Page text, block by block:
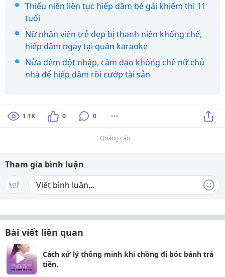
Thiếu niên liên tục hiếp dâm bé gái khiếm thị 11
tuổi
Nữ nhân viên trẻ đẹp bị thanh niên khống chế,
hiếp dâm ngay tại quán karaoke
Nửa đêm đột nhập, cầm dao khống chế nữ chủ
nhà để hiếp dâm rồi cướp tài sản
1.1K 0 0
Quảng cáo
Tham gia bình luận
Bài viết liên quan
Cách xứ lý thông minh khi chồng đi bóc bánh trả
tiền.